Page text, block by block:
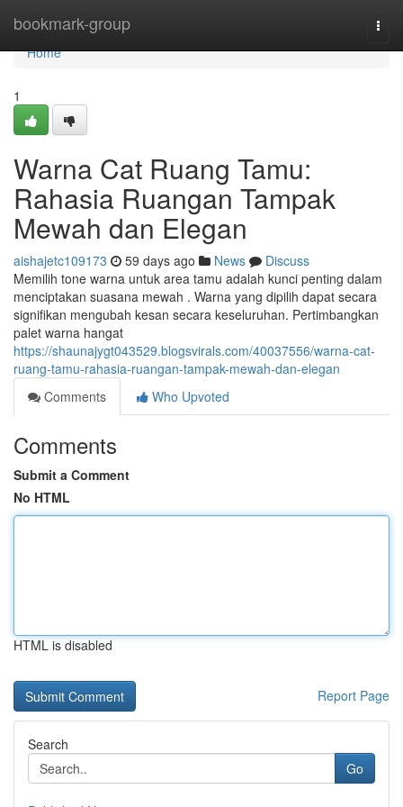
bookmark-group
Home
Home
1
Warna Cat Ruang Tamu:
Rahasia Ruangan Tampak
Mewah dan Elegan
aishajetc109173 59 days ago News
Discuss
Memilih tone warna untuk area tamu adalah kunci penting dalam
menciptakan suasana mewah . Warna yang dipilih dapat secara
signifikan mengubah kesan secara keseluruhan. Pertimbangkan
palet warna hangat
https://shaunajygt043529.blogsvirals.com/40037556/warna-cat-
ruang-tamu-rahasia-ruangan-tampak-mewah-dan-elegan
Comments
Who Upvoted
Comments
Submit a Comment
No HTML
HTML is disabled
Report Page
Search
Go